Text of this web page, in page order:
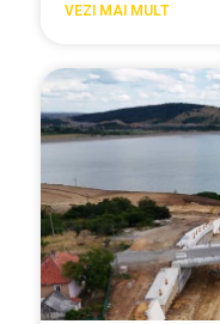
VEZI MAI MULT